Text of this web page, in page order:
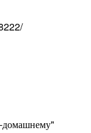
домашнему"